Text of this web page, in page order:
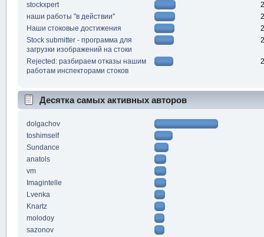
stockxpert
наши работы "в действии"
Наши стоковые достижения
Stock submitter - программа для
загрузки изображений на стоки
Rejected: разбираем отказы нашим
работам инспекторами стоков
Десятка самых активных авторов
dolgachov
toshimself
Sundance
anatols
vm
Imagintelle
Lvenka
Knartz
molodoy
sazonov